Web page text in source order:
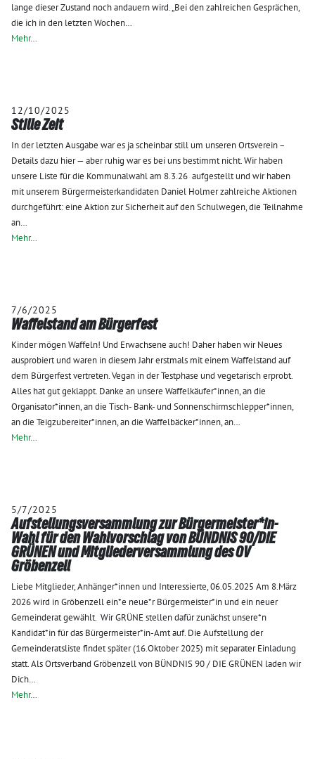
lange dieser Zustand noch andauern wird. „Bei den zahlreichen Gesprächen,
die ich in den letzten Wochen…
Mehr…
12/10/2025
Stille Zeit
In der letzten Ausgabe war es ja scheinbar still um unseren Ortsverein –
Details dazu hier — aber ruhig war es bei uns bestimmt nicht. Wir haben
unsere Liste für die Kommunalwahl am 8.3.26 aufgestellt und wir haben
mit unserem Bürgermeisterkandidaten Daniel Holmer zahlreiche Aktionen
durchgeführt: eine Aktion zur Sicherheit auf den Schulwegen, die Teilnahme
an…
Mehr…
7/6/2025
Waffelstand am Bürgerfest
Kinder mögen Waffeln! Und Erwachsene auch! Daher haben wir Neues
ausprobiert und waren in diesem Jahr erstmals mit einem Waffelstand auf
dem Bürgerfest vertreten. Vegan in der Testphase und vegetarisch erprobt.
Alles hat gut geklappt. Danke an unsere Waffelkäufer*innen, an die
Organisator*innen, an die Tisch- Bank- und Sonnenschirmschlepper*innen,
an die Teigzubereiter*innen, an die Waffelbäcker*innen, an…
Mehr…
5/7/2025
Aufstellungsversammlung zur Bürgermeister*in-
Wahl für den Wahlvorschlag von BÜNDNIS 90/DIE
GRÜNEN und Mitgliederversammlung des OV
Gröbenzell
Liebe Mitglieder, Anhänger*innen und Interessierte, 06.05.2025 Am 8.März
2026 wird in Gröbenzell ein*e neue*r Bürgermeister*in und ein neuer
Gemeinderat gewählt. Wir GRÜNE stellen dafür zunächst unsere*n
Kandidat*in für das Bürgermeister*in-Amt auf. Die Aufstellung der
Gemeinderatsliste findet später (16.Oktober 2025) mit separater Einladung
statt. Als Ortsverband Gröbenzell von BÜNDNIS 90 / DIE GRÜNEN laden wir
Dich…
Mehr…